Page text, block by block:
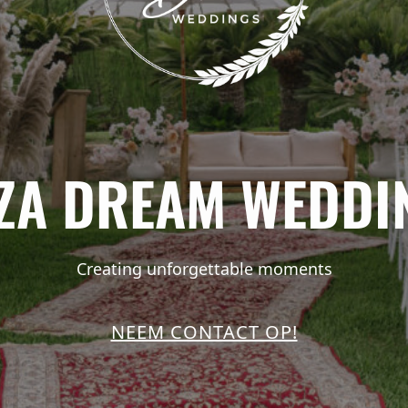
DREAM
Creating unforgettable moments
NEEM CONTACT OP!